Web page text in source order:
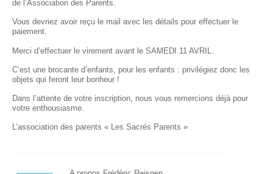
de l’Association des Parents.
Vous devriez avoir reçu le mail avec les détails pour effectuer le
paiement.
Merci d’effectuer le virement avant le SAMEDI 11 AVRIL.
C’est une brocante d’enfants, pour les enfants : privilégiez donc les
objets qui feront leur bonheur !
Dans l’attente de votre inscription, nous vous remercions déjà pour
votre enthousiasme.
L’association des parents « Les Sacrés Parents »